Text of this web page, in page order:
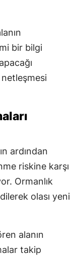
bir bilgi
netleşmesi
ardından
riskine karşı
Ormanlık
olası yeni
alanın
takip